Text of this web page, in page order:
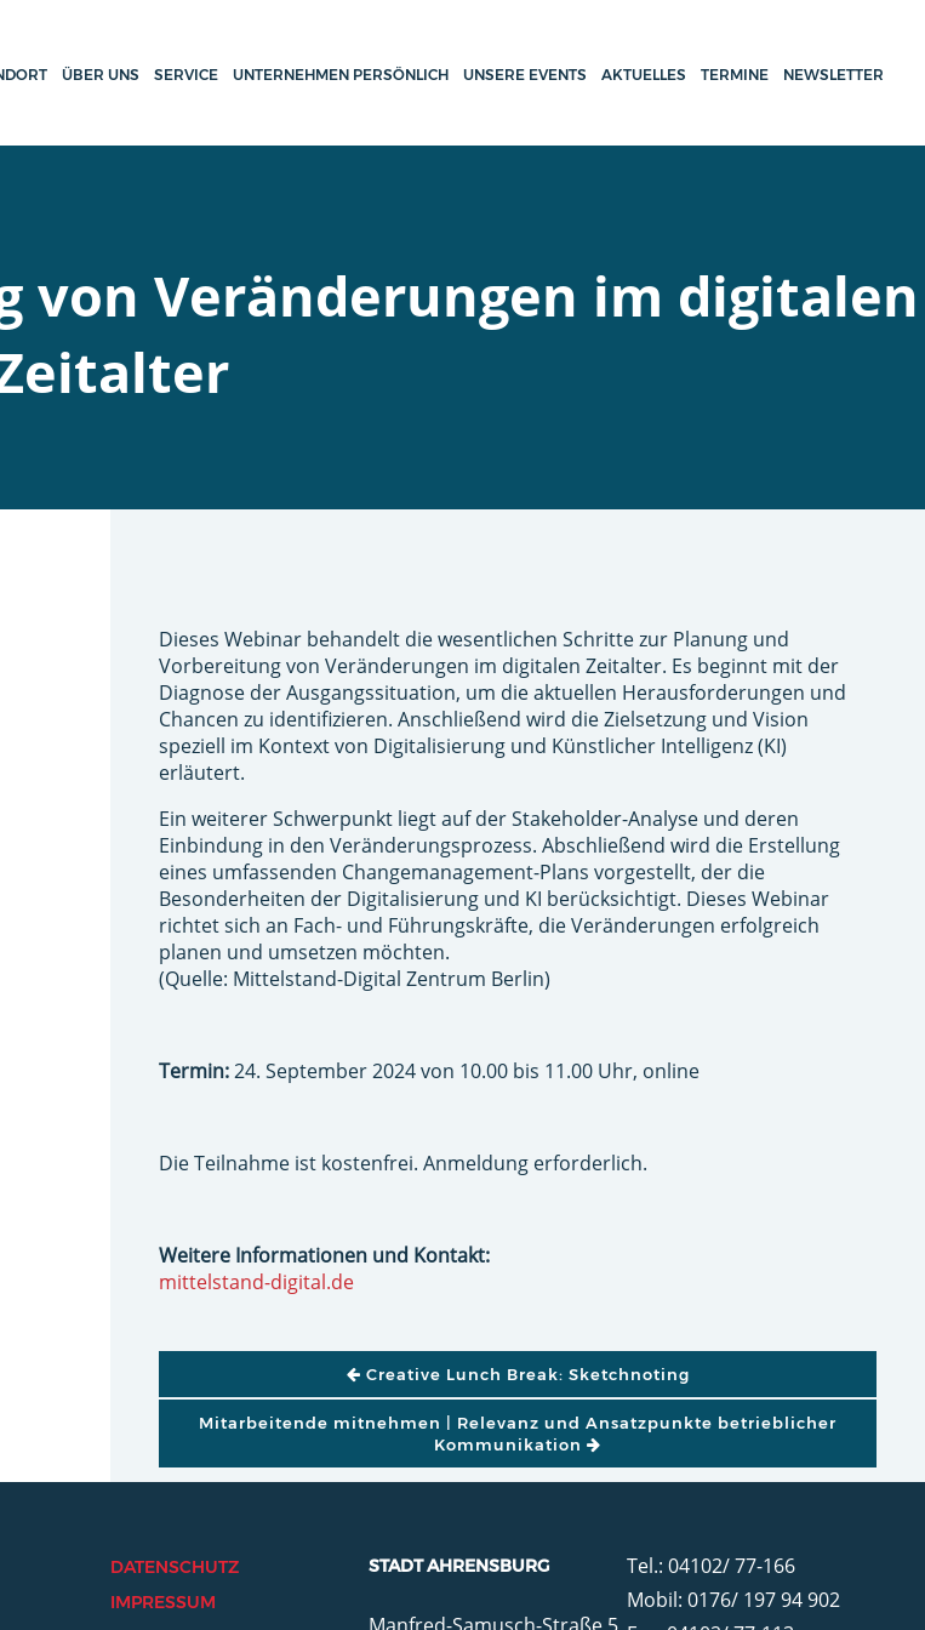
ÜBER UNS SERVICE UNTERNEHMEN PERSÖNLICH UNSERE EVENTS AKTUELLES TERMINE NEWSLETTER
von Veränderungen im digitalen
Dieses Webinar behandelt die wesentlichen Schritte zur Planung und
Vorbereitung von Veränderungen im digitalen Zeitalter. Es beginnt mit der
Diagnose der Ausgangssituation, um die aktuellen Herausforderungen und
Chancen zu identifizieren. Anschließend wird die Zielsetzung und Vision
speziell im Kontext von Digitalisierung und Künstlicher Intelligenz (KI)
erläutert.
Ein weiterer Schwerpunkt liegt auf der Stakeholder-Analyse und deren
Einbindung in den Veränderungsprozess. Abschließend wird die Erstellung
eines umfassenden Changemanagement-Plans vorgestellt, der die
Besonderheiten der Digitalisierung und KI berücksichtigt. Dieses Webinar
richtet sich an Fach- und Führungskräfte, die Veränderungen erfolgreich
planen und umsetzen möchten.
(Quelle: Mittelstand-Digital Zentrum Berlin)
Termin:24. September 2024 von 10.00 bis 11.00 Uhr, online
Die Teilnahme ist kostenfrei. Anmeldung erforderlich.
Weitere Informationen und Kontakt:
mittelstand-digital.de
BEITRAGSNAVIGATIONCreative Lunch Break: Sketchnoting
Mitarbeitende mitnehmen | Relevanz und Ansatzpunkte betrieblicher
Kommunikation
DATENSCHUTZ
IMPRESSUM
STADT AHRENSBURG
Tel.: 04102/ 77-166
Mobil: 0176/ 197 94 902